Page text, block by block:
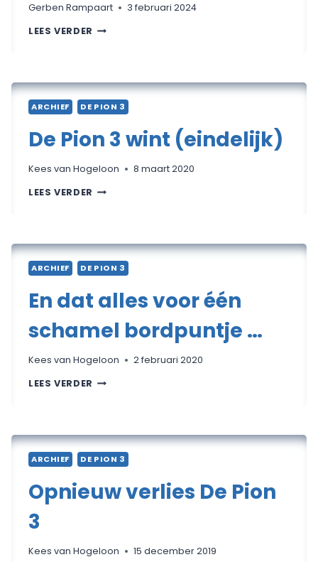
Gerben Rampaart
3 februari 2024
LEES VERDER DE
2
ARCHIEF DE PION 3
De Pion 3 wint (eindelijk)
Kees van Hogeloon
8 maart 2020
LEES VERDER DE
ARCHIEF DE PION 3
En dat alles voor één
schamel bordpuntje …
Kees van Hogeloon
2 februari 2020
LEES VERDER EN
BORDPUNTJE
…
ARCHIEF DE PION 3
Opnieuw verlies De Pion
3
Kees van Hogeloon 15 december 2019